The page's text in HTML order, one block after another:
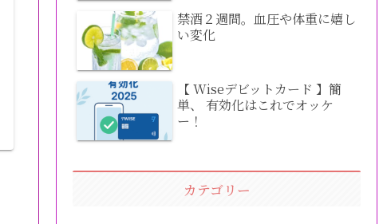
禁酒２週間。血圧や体重に嬉し
い変化
【 Wiseデビットカード 】簡
単、 有効化はこれでオッケ
ー！
カテゴリー